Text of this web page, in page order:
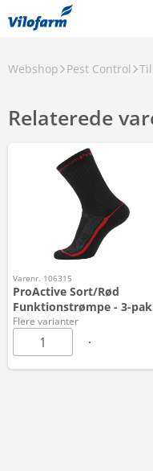
Webshop Pest Control
Relaterede
Varenr. 106315
ProActive Sort/Rød
Funktionstrømpe - 3-pak
Flere varianter